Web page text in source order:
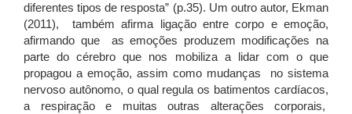
diferentes tipos de resposta” (p.35). Um outro autor, Ekman
(2011), também afirma ligação entre corpo e emoção,
afirmando que as emoções produzem modificações na
parte do cérebro que nos mobiliza a lidar com o que
propagou a emoção, assim como mudanças no sistema
nervoso autônomo, o qual regula os batimentos cardíacos,
a respiração e muitas outras alterações corporais,